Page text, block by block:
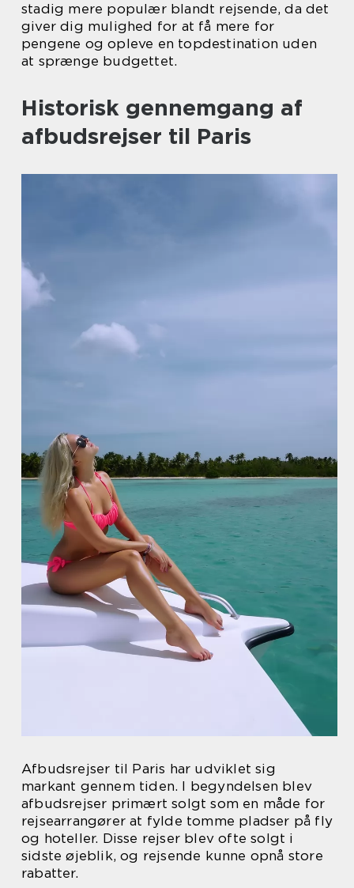
stadig mere populær blandt rejsende, da det
giver dig mulighed for at få mere for
pengene og opleve en topdestination uden
at sprænge budgettet.
Historisk gennemgang af
afbudsrejser til Paris
Afbudsrejser til Paris har udviklet sig
markant gennem tiden. I begyndelsen blev
afbudsrejser primært solgt som en måde for
rejsearrangører at fylde tomme pladser på fly
og hoteller. Disse rejser blev ofte solgt i
sidste øjeblik, og rejsende kunne opnå store
rabatter.